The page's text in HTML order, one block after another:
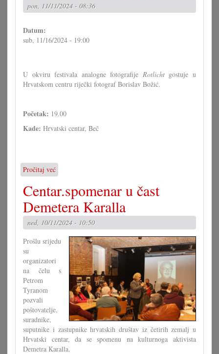
pon, 11/11/2024 - 08:36
Datum:
sub, 11/16/2024 - 19:00
U okviru festivala analogne fotografije Rotlichtgostuje u
Hrvatskom centru riječki fotograf Borislav Božić.
Početak: 19.00
Kade: Hrvatski centar, Beč
Pročitaj već
Rotlichtfestival
u
Hrvatskom
centru:
Borislav
Božić
Centar.spomenar u čast
Demetera Karalla
ned, 10/11/2024 - 10:50
Prošlu srijedu
su
organizatori
na čelu s
Petrom
Tyranom
pozvali
poštovatelje,
suradnike,
suputnike i zastupnike hrvatskih društav iz četirih zemalj u
Hrvatski centar, da se spomenu na kulturnoga aktivista
Demetra Karalla.